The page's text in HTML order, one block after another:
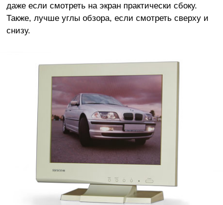
даже если смотреть на экран практически сбоку.
Также, лучше углы обзора, если смотреть сверху и
снизу.